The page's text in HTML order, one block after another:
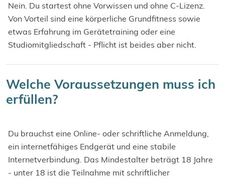
Nein. Du startest ohne Vorwissen und ohne C-Lizenz.
Von Vorteil sind eine körperliche Grundfitness sowie
etwas Erfahrung im Gerätetraining oder eine
Studiomitgliedschaft - Pflicht ist beides aber nicht.
Welche Voraussetzungen muss ich
erfüllen?
Du brauchst eine Online- oder schriftliche Anmeldung,
ein internetfähiges Endgerät und eine stabile
Internetverbindung. Das Mindestalter beträgt 18 Jahre
- unter 18 ist die Teilnahme mit schriftlicher